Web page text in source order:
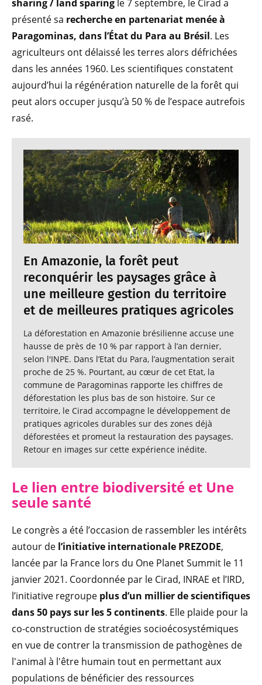
sharing / land sparing le 7 septembre, le Cirad a
présenté sa recherche en partenariat menée à
Paragominas, dans l’État du Para au Brésil. Les
agriculteurs ont délaissé les terres alors défrichées
dans les années 1960. Les scientifiques constatent
aujourd’hui la régénération naturelle de la forêt qui
peut alors occuper jusqu’à 50 % de l’espace autrefois
rasé.
En Amazonie, la forêt peut
reconquérir les paysages grâce à
une meilleure gestion du territoire
et de meilleures pratiques agricoles
La déforestation en Amazonie brésilienne accuse une
hausse de près de 10 % par rapport à l’an dernier,
selon l'INPE. Dans l’Etat du Para, l’augmentation serait
proche de 25 %. Pourtant, au cœur de cet Etat, la
commune de Paragominas rapporte les chiffres de
déforestation les plus bas de son histoire. Sur ce
territoire, le Cirad accompagne le développement de
pratiques agricoles durables sur des zones déjà
déforestées et promeut la restauration des paysages.
Retour en images sur cette expérience inédite.
Le lien entre biodiversité et Une
seule santé
Le congrès a été l’occasion de rassembler les intérêts
autour de l’initiative internationale PREZODE,
lancée par la France lors du One Planet Summit le 11
janvier 2021. Coordonnée par le Cirad, INRAE et l’IRD,
l’initiative regroupe plus d’un millier de scientifiques
dans 50 pays sur les 5 continents. Elle plaide pour la
co-construction de stratégies socioécosystémiques
en vue de contrer la transmission de pathogènes de
l'animal à l'être humain tout en permettant aux
populations de bénéficier des ressources